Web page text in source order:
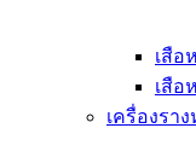
เสือ
เสือ
เครื่องราง